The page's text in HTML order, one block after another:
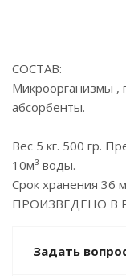
СОСТАВ:
Микроорганизмы ,
абсорбенты.
Вес 5 кг. 500 гр.
10м³ воды.
Срок хранения 36
ПРОИЗВЕДЕНО В
Задать